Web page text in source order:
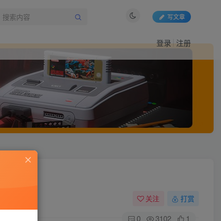
写文章
登录 注册
关注 打赏
0 3102 1